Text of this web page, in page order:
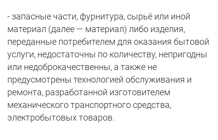
- запасные части, фурнитура, сырьё или иной
материал (далее — материал) либо изделия,
переданные потребителем для оказания бытовой
услуги, недостаточны по количеству, непригодны
или недоброкачественны, а также не
предусмотрены технологией обслуживания и
ремонта, разработанной изготовителем
механического транспортного средства,
электробытовых товаров.